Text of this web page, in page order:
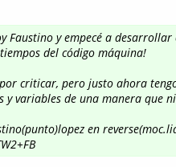
Faustino y empecé a desarrollar
del código máquina!
por criticar, pero justo ahora
y variables de una manera que
en